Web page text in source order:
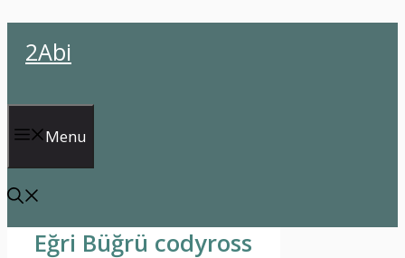
atla2Abi
Menu
Eğri Büğrü codyross